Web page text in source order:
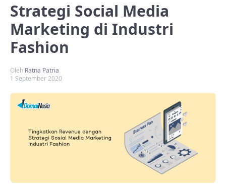
Strategi Social Media
Marketing di Industri
Fashion
Oleh Ratna Patria
1 September 2020